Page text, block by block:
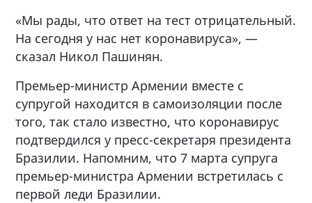
«Мы рады, что ответ на тест отрицательный.
На сегодня у нас нет коронавируса», —
сказал Никол Пашинян.
Премьер-министр Армении вместе с
супругой находится в самоизоляции после
того, так стало известно, что коронавирус
подтвердился у пресс-секретаря президента
Бразилии. Напомним, что 7 марта супруга
премьер-министра Армении встретилась с
первой леди Бразилии.